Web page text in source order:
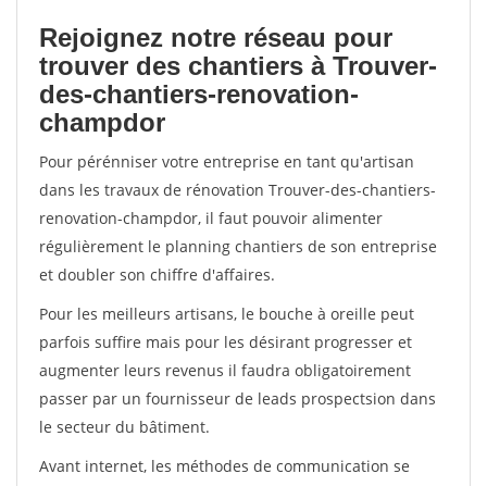
Rejoignez notre réseau pour
trouver des chantiers à Trouver-
des-chantiers-renovation-
champdor
Pour pérénniser votre entreprise en tant qu'artisan
dans les travaux de rénovation Trouver-des-chantiers-
renovation-champdor, il faut pouvoir alimenter
régulièrement le planning chantiers de son entreprise
et doubler son chiffre d'affaires.
Pour les meilleurs artisans, le bouche à oreille peut
parfois suffire mais pour les désirant progresser et
augmenter leurs revenus il faudra obligatoirement
passer par un fournisseur de leads prospectsion dans
le secteur du bâtiment.
Avant internet, les méthodes de communication se